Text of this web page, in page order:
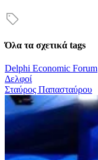
Όλα τα σχετικά tags
Delphi Economic Forum
Δελφοί
Σταύρος Παπασταύρου